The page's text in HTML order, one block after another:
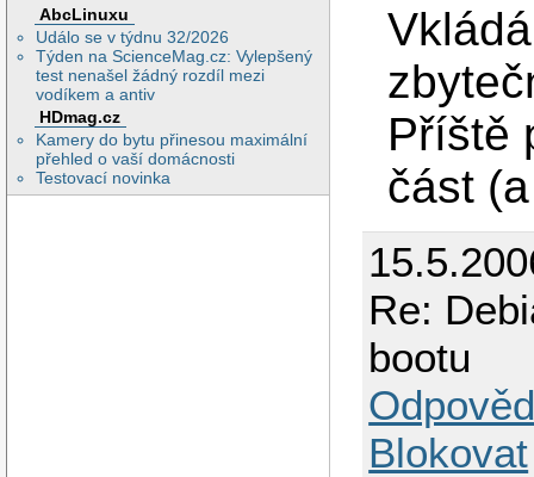
AbcLinuxu
Událo se v týdnu 32/2026
Týden na ScienceMag.cz: Vylepšený
test nenašel žádný rozdíl mezi
vodíkem a antiv
HDmag.cz
Kamery do bytu přinesou maximální
přehled o vaší domácnosti
Testovací novinka
Příště
část
Re:
bootu
Blokovat